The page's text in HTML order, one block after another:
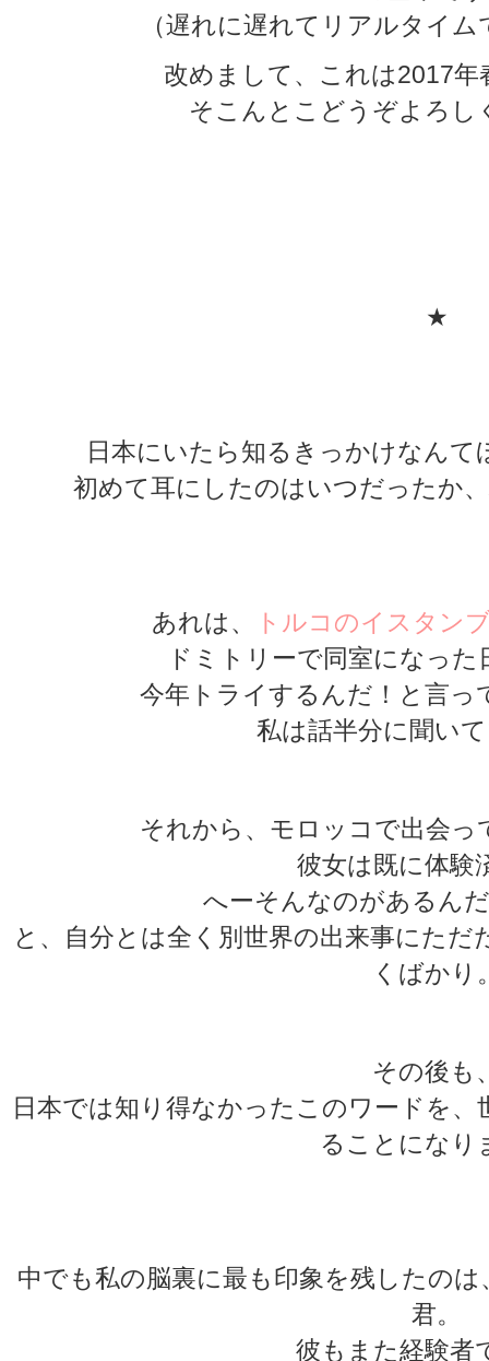
（遅れに遅れてリアルタイ
改めまして、これは2017
そこんとこどうぞよろし
★
日本にいたら知るきっかけなん
初めて耳にしたのはいつだったか
あれは、
トルコのイスタン
ドミトリーで同室になっ
今年トライするんだ！と言っ
私は話半分に聞い
それから、モロッコで出会っ
彼女は既に体験
へーそんなのがあるん
と、自分とは全く別世界の出来事にた
くばかり
その後も
日本では知り得なかったこのワードを
ることになり
中でも私の脳裏に最も印象を残したの
君。
彼もまた経験者